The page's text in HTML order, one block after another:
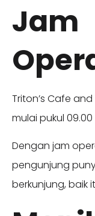
Jam
Triton’s Cafe
mulai pukul
Dengan jam
pengunjung
berkunjung, baik